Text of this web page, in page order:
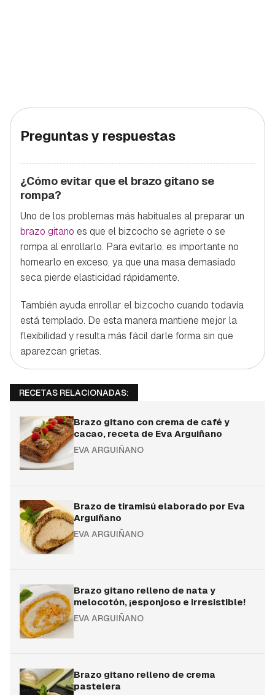
Preguntas y respuestas
¿Cómo evitar que el brazo gitano se
rompa?
Uno de los problemas más habituales al preparar un
brazo gitano es que el bizcocho se agriete o se
rompa al enrollarlo. Para evitarlo, es importante no
hornearlo en exceso, ya que una masa demasiado
seca pierde elasticidad rápidamente.
También ayuda enrollar el bizcocho cuando todavía
está templado. De esta manera mantiene mejor la
flexibilidad y resulta más fácil darle forma sin que
aparezcan grietas.
RECETAS RELACIONADAS:
Brazo gitano con crema de café y
cacao, receta de Eva Arguiñano
EVA ARGUIÑANO
Brazo de tiramisú elaborado por Eva
Arguiñano
EVA ARGUIÑANO
Brazo gitano relleno de nata y
melocotón, ¡esponjoso e irresistible!
EVA ARGUIÑANO
Brazo gitano relleno de crema
pastelera